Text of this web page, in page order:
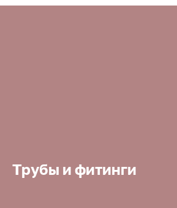
Трубы и фитинги